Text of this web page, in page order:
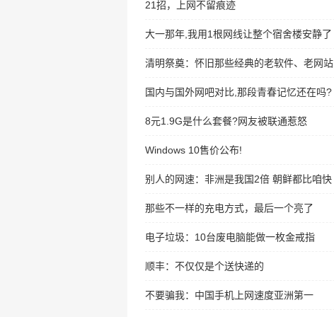
21招，上网不留痕迹
大一那年,我用1根网线让整个宿舍楼安静了
清明祭奠：怀旧那些经典的老软件、老网站
国内与国外网吧对比,那段青春记忆还在吗?
8元1.9G是什么套餐?网友被联通惹怒
Windows 10售价公布!
别人的网速：非洲是我国2倍 朝鲜都比咱快
那些不一样的充电方式，最后一个亮了
电子垃圾：10台废电脑能做一枚金戒指
顺丰：不仅仅是个送快递的
不要骗我：中国手机上网速度亚洲第一